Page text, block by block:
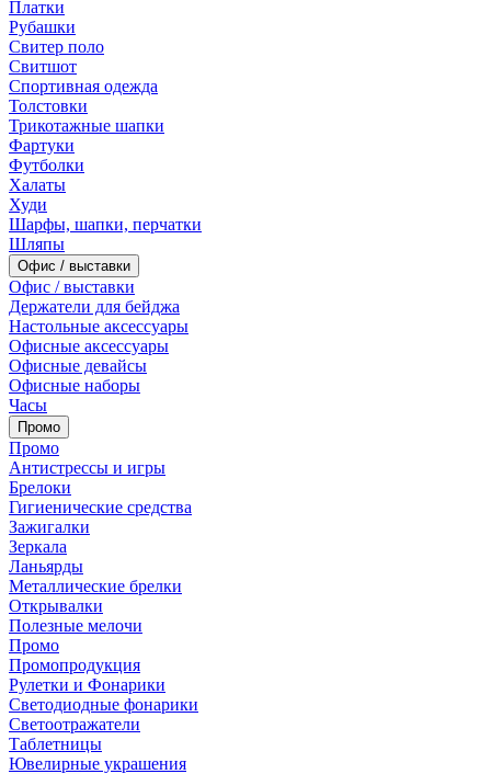
Платки
Рубашки
Свитер поло
Свитшот
Спортивная одежда
Толстовки
Трикотажные шапки
Фартуки
Футболки
Халаты
Худи
Шарфы, шапки, перчатки
Шляпы
Офис / выставки
Офис / выставки
Держатели для бейджа
Настольные аксессуары
Офисные аксессуары
Офисные девайсы
Офисные наборы
Часы
Промо
Промо
Антистрессы и игры
Брелоки
Гигиенические средства
Зажигалки
Зеркала
Ланьярды
Металлические брелки
Открывалки
Полезные мелочи
Промо
Промопродукция
Рулетки и Фонарики
Светодиодные фонарики
Светоотражатели
Таблетницы
Ювелирные украшения